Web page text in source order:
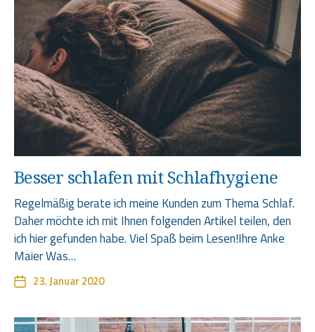
Besser schlafen mit Schlafhygiene
Regelmäßig berate ich meine Kunden zum Thema Schlaf.
Daher möchte ich mit Ihnen folgenden Artikel teilen, den
ich hier gefunden habe. Viel Spaß beim Lesen!Ihre Anke
Maier Was…
23. Januar 2020